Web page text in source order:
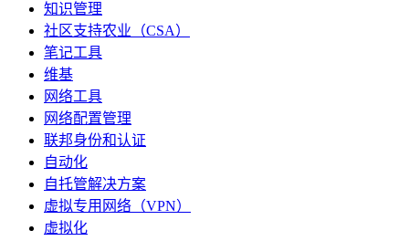
知识管理
社区支持农业（CSA）
笔记工具
维基
网络工具
网络配置管理
联邦身份和认证
自动化
自托管解决方案
虚拟专用网络（VPN）
虚拟化